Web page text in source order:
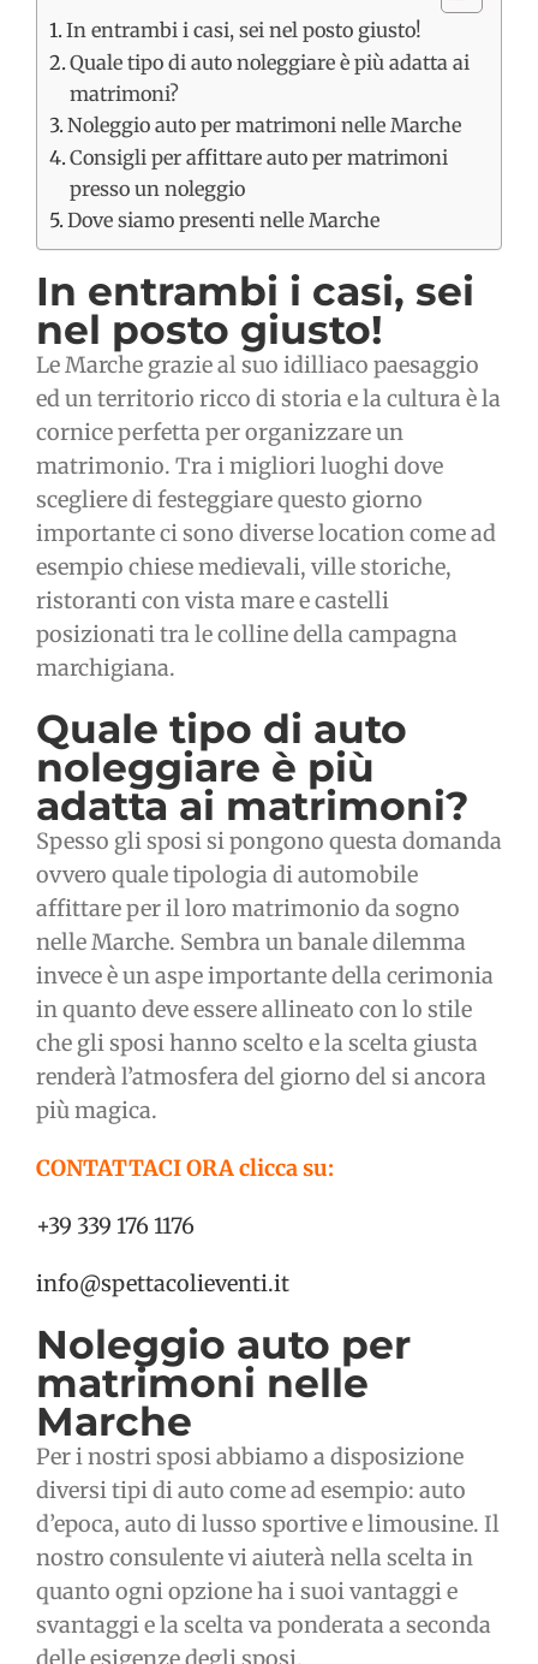
In entrambi i casi, sei nel posto giusto!
Quale tipo di auto noleggiare è più adatta ai
matrimoni?
Noleggio auto per matrimoni nelle Marche
Consigli per affittare auto per matrimoni
presso un noleggio
Dove siamo presenti nelle Marche
In entrambi i casi, sei
nel posto giusto!
Le Marche grazie al suo idilliaco paesaggio
ed un territorio ricco di storia e la cultura è la
cornice perfetta per organizzare un
matrimonio. Tra i migliori luoghi dove
scegliere di festeggiare questo giorno
importante ci sono diverse location come ad
esempio chiese medievali, ville storiche,
ristoranti con vista mare e castelli
posizionati tra le colline della campagna
marchigiana.
Quale tipo di auto
noleggiare è più
adatta ai matrimoni?
Spesso gli sposi si pongono questa domanda
ovvero quale tipologia di automobile
affittare per il loro matrimonio da sogno
nelle Marche. Sembra un banale dilemma
invece è un aspe importante della cerimonia
in quanto deve essere allineato con lo stile
che gli sposi hanno scelto e la scelta giusta
renderà l’atmosfera del giorno del si ancora
più magica.
CONTATTACI ORA clicca su:
+39 339 176 1176
info@spettacolieventi.it
Noleggio auto per
matrimoni nelle
Marche
Per i nostri sposi abbiamo a disposizione
diversi tipi di auto come ad esempio: auto
d’epoca, auto di lusso sportive e limousine. Il
nostro consulente vi aiuterà nella scelta in
quanto ogni opzione ha i suoi vantaggi e
svantaggi e la scelta va ponderata a seconda
delle esigenze degli sposi.